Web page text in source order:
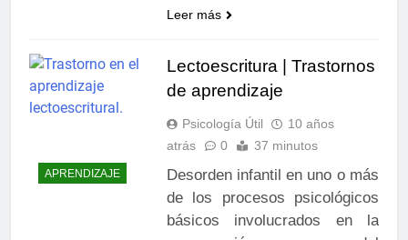
Leer más
APRENDIZAJE
Lectoescritura | Trastornos
de aprendizaje
Psicología Útil
10 años
atrás
0 37 minutos
Desorden infantil en uno o más
de los procesos psicológicos
básicos involucrados en la